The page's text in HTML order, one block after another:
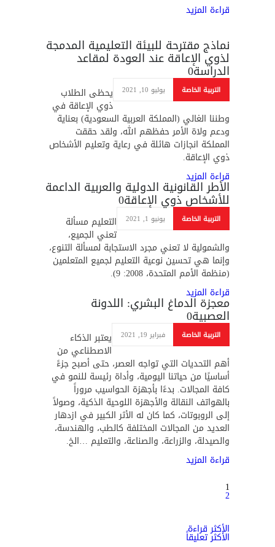
قراءة المزيد
نماذج مقترحة للبيئة التعليمية المدمجة
لذوي الإعاقة عند العودة لمقاعد
الدراسة0
التربية الخاصة يوليو 10, 2021 يحظى الطلاب
ذوي الإعاقة في
وطننا الغالي (المملكة العربية السعودية) بعناية
ودعم ولاة الأمر حفظهم الله، ولقد حققت
المملكة انجازات هائلة في رعاية وتعليم الأشخاص
ذوي الإعاقة.
قراءة المزيد
الأطر القانونية الدولية والعربية الداعمة
للأشخاص ذوي الإعاقة0
التربية الخاصة يونيو 1, 2021 التعليم مسألة
تعني الجميع،
والشمولية لا تعني مجرد الاستجابة لمسألة التنوع،
وإنما هي تحسين نوعية التعليم لجميع المتعلمين
(منظمة الأمم المتحدة، 2008: 9).
قراءة المزيد
معجزة الدماغ البشري: اللدونة
العصبية0
التربية الخاصة فبراير 19, 2021 يعتبر الذكاء
الاصطناعي من
أهم التحديات التي تواجه العصر، حتى أصبح جزءً
أساسيًا من حياتنا اليومية، وأداة رئيسة للنمو في
كافة المجالات. بدءًا بأجهزة الحواسيب مروراً
بالهواتف النقالة والأجهزة اللوحية الذكية، وصولاً
إلى الروبوتات، كما كان له الأثر الكبير في ازدهار
العديد من المجالات المختلفة كالطب، والهندسة،
والصيدلة، والزراعة، والصناعة، والتعليم …الخ.
قراءة المزيد
1
2
الأكثر قراءة
الأكثر تعليقاً